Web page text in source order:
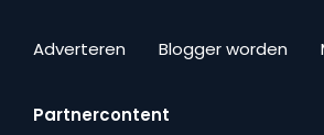
Adverteren Blogger worden
Partnercontent